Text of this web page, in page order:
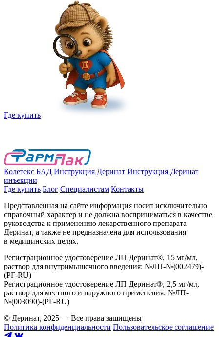
Где купить
Колетекс БАД Инструкция Деринат Инструкция Деринат
инъекции
Где купить Блог Специалистам Контакты
Представленная на сайте информация носит исключительно
справочный характер и не должна восприниматься в качестве
руководства к применению лекарственного препарата
Деринат, а также не предназначена для использования
в медицинских целях.
Регистрационное удостоверение ЛП Деринат®, 15 мг/мл,
раствор для внутримышечного введения: №ЛП-№(002479)-
(РГ-RU)
Регистрационное удостоверение ЛП Деринат®, 2,5 мг/мл,
раствор для местного и наружного применения: №ЛП-
№(003090)-(РГ-RU)
© Деринат, 2025 — Все права защищены
Политика конфиденциальности Пользовательское соглашение